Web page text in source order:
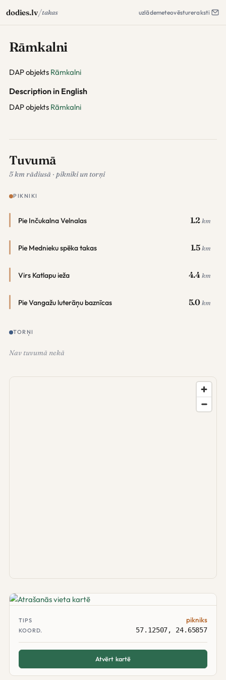
dodies.lv/takas uzlādemeteovēstureraksti
Rāmkalni
DAP objekts Rāmkalni
Description in English
DAP objekts Rāmkalni
Tuvumā
5 km rādiusā · pikniki un torņi
PIKNIKI
Pie Inčukalna Velnalas 1.2 km
Pie Mednieku spēka takas 1.5 km
Virs Katlapu ieža 4.4 km
Pie Vangažu luterāņu baznīcas 5.0 km
TORŅI
Nav tuvumā nekā
TIPS pikniks
KOORD. 57.12507, 24.65857
Atvērt kartē